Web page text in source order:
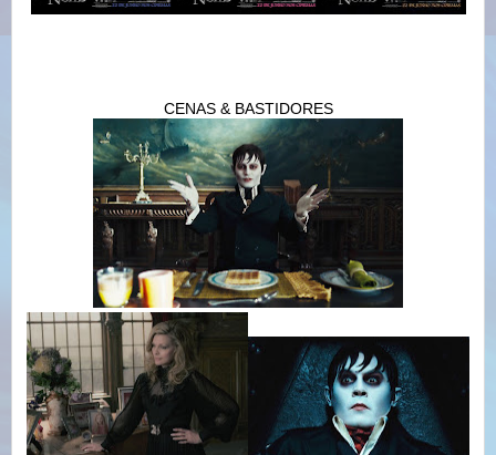
CENAS & BASTIDORES